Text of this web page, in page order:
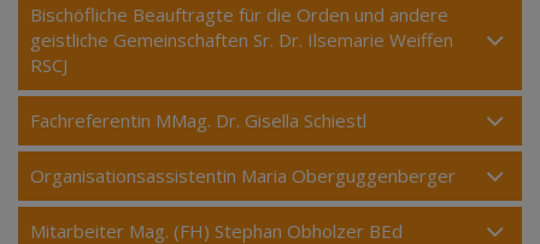
Bischöfliche Beauftragte für die Orden und andere
geistliche Gemeinschaften Sr. Dr. Ilsemarie Weiffen
RSCJ
Fachreferentin MMag. Dr. Gisella Schiestl
Organisationsassistentin Maria Oberguggenberger
Mitarbeiter Mag. (FH) Stephan Obholzer BEd